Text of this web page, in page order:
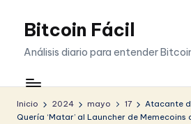
SaltarBitcoin Fácil
Análisis diario para entender
Inicio 2024 mayo 17
Atacante
Quería ‘Matar’ al Launcher de Memecoins